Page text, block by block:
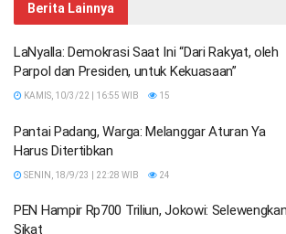
Berita Lainnya
LaNyalla: Demokrasi Saat Ini “Dari Rakyat, oleh
Parpol dan Presiden, untuk Kekuasaan”
KAMIS, 10/3/22 | 16:55 WIB 15
Pantai Padang, Warga: Melanggar Aturan Ya
Harus Ditertibkan
SENIN, 18/9/23 | 22:28 WIB 24
PEN Hampir Rp700 Triliun, Jokowi: Selewengkan
Sikat